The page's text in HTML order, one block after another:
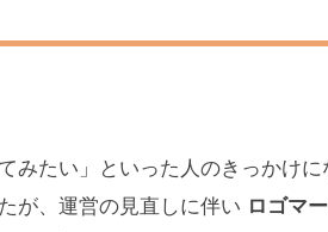
みたい」といった人のきっかけ
が、運営の見直しに伴い ロゴマ